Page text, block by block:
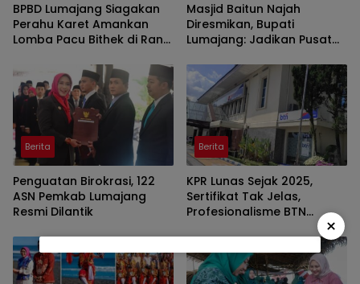
BPBD Lumajang Siagakan
Perahu Karet Amankan
Lomba Pacu Bithek di Ranu
Masjid Baitun Najah
Diresmikan, Bupati
Lumajang: Jadikan Pusat
Berita
Penguatan Birokrasi, 122
ASN Pemkab Lumajang
Resmi Dilantik
Berita
KPR Lunas Sejak 2025,
Sertifikat Tak Jelas,
Profesionalisme BTN
×